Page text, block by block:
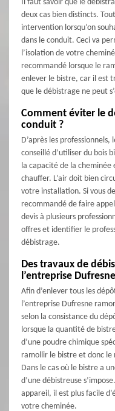
Il faut savoir que le
deux cas bien distincts.
intervention lorsqu’on
dans le conduit. Ceci va
l’isolation de votre
recommandé lorsque le
enlever le bistre, car il est
que le débistrage ne peut
Comment éviter le
conduit ?
D’après les
conseillé d’utiliser du bois
la capacité de la cheminée
chauffer. L’air doit bien
votre installation. Si vous
recommandé de faire
devis à plusieurs
offres et identifier le
débistrage.
Des travaux de
l’entreprise
Afin d’enlever tous les
l’entreprise Dufresne
selon la consistance du
lorsque la quantité de
d’une poudre chimique
ramollir le bistre et donc
Dans le cas où le bistre a
d’une débistreuse
appareil, il est plus facile
votre cheminée.